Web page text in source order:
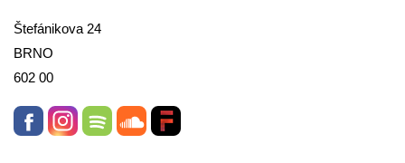
Štefánikova 24
BRNO
602 00